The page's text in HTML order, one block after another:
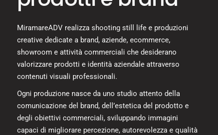
MiramareADV realizza shooting still life e produzioni
creative dedicate a brand, aziende, ecommerce,
showroom e attività commerciali che desiderano
valorizzare prodotti e identità aziendale attraverso
contenuti visuali professionali.
Ogni produzione nasce da uno studio attento della
comunicazione del brand, dell’estetica del prodotto e
degli obiettivi commerciali, sviluppando immagini
capaci di migliorare percezione, autorevolezza e qualità